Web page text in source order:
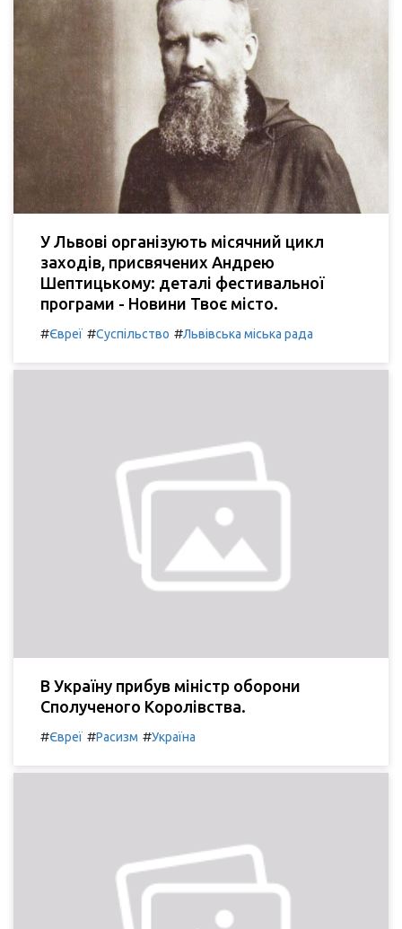
У Львові організують місячний цикл
заходів, присвячених Андрею
Шептицькому: деталі фестивальної
програми - Новини Твоє місто.
#Євреї #Суспільство #Львівська міська рада
В Україну прибув міністр оборони
Сполученого Королівства.
#Євреї #Расизм #Україна